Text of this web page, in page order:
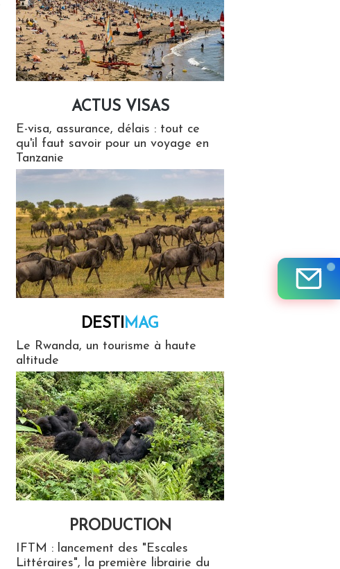
ACTUS VISAS
E-visa, assurance, délais : tout ce
qu'il faut savoir pour un voyage en
Tanzanie
DESTIMAG
Le Rwanda, un tourisme à haute
altitude
PRODUCTION
IFTM : lancement des "Escales
Littéraires", la première librairie du